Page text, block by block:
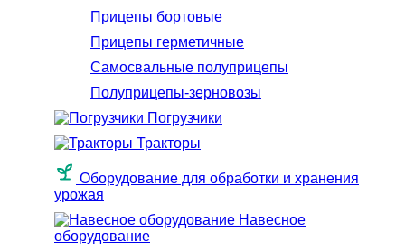
Прицепы бортовые
Прицепы герметичные
Самосвальные полуприцепы
Полуприцепы-зерновозы
Погрузчики
Тракторы
Оборудование для обработки и хранения
урожая
Навесное
оборудование